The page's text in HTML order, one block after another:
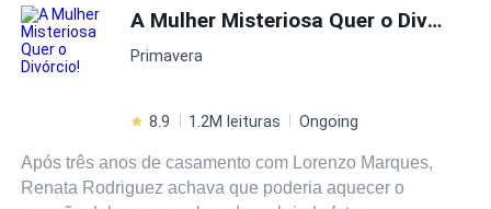
entrará na família Camargo! Sua resistência resultava na
falência da família e na morte trágica de seu
pai.Finalmente, ela desistiu.Ao seu redor, não havia mais
amada, seu empregado revelou: - Sr. Joaquim, Sra.
A Mulher Misteriosa Quer o Divórcio!
Primavera
8.9 1.2M leituras Ongoing
Após três anos de casamento com Lorenzo Marques,
Renata Rodriguez achava que poderia aquecer o